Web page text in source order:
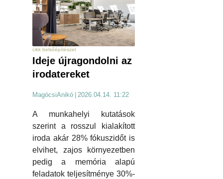
cikk belsőépítészet
Ideje újragondolni az
irodatereket
MagócsiAnikó 2026.04.14. 11:22
A munkahelyi kutatások
szerint a rosszul kialakított
iroda akár 28% fókuszidőt is
elvihet, zajos környezetben
pedig a memória alapú
feladatok teljesítménye 30%-